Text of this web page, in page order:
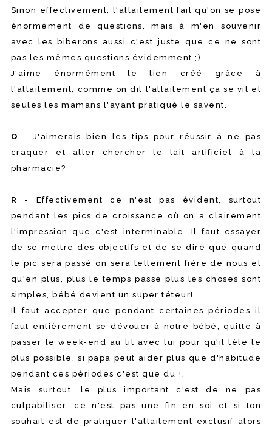
Sinon effectivement, l'allaitement fait qu'on se pose
énormément de questions, mais à m'en souvenir
avec les biberons aussi c'est juste que ce ne sont
pas les mêmes questions évidemment ;)
J'aime énormément le lien créé grâce à
l'allaitement, comme on dit l'allaitement ça se vit et
seules les mamans l'ayant pratiqué le savent.
Q
- J'aimerais bien les tips pour réussir à ne pas
craquer et aller chercher le lait artificiel à la
pharmacie?
R - Effectivement ce n'est pas évident, surtout
pendant les pics de croissance où on a clairement
l'impression que c'est interminable. Il faut essayer
de se mettre des objectifs et de se dire que quand
le pic sera passé on sera tellement fière de nous et
qu'en plus, plus le temps passe plus les choses sont
simples, bébé devient un super téteur!
Il faut accepter que pendant certaines périodes il
faut entièrement se dévouer à notre bébé, quitte à
passer le week-end au lit avec lui pour qu'il tète le
plus possible, si papa peut aider plus que d'habitude
pendant ces périodes c'est que du +.
Mais surtout, le plus important c'est de ne pas
culpabiliser, ce n'est pas une fin en soi et si ton
souhait est de pratiquer l'allaitement exclusif alors